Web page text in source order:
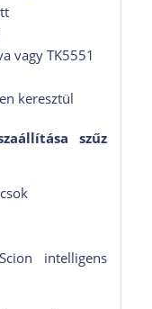
vagy TK5551
keresztül
szűz
intelligens